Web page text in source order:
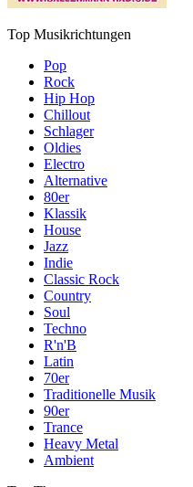
Top Musikrichtungen
Pop
Rock
Hip Hop
Chillout
Schlager
Oldies
Electro
Alternative
80er
Klassik
House
Jazz
Indie
Classic Rock
Country
Soul
Techno
R'n'B
Latin
70er
Traditionelle Musik
90er
Trance
Heavy Metal
Ambient